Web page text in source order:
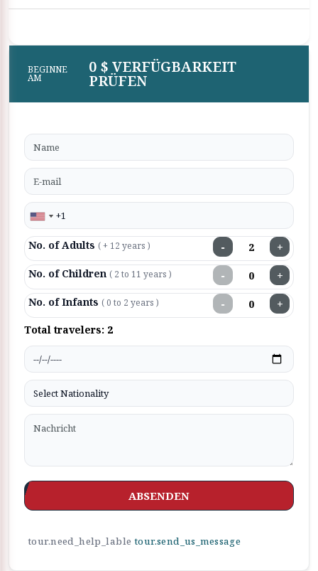
BEGINNE
AM
0 $ VERFÜGBARKEIT
PRÜFEN
No. of Adults ( + 12 years ) − +
No. of Children ( 2 to 11 years ) − +
No. of Infants ( 0 to 2 years ) − +
Total travelers: 2
ABSENDEN
tour.need_help_lable tour.send_us_message